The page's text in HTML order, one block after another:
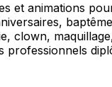
et animations
clown,
professionnels